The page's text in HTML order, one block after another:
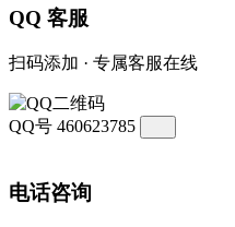
QQ 客服
扫码添加 · 专属客服在线
QQ号 460623785
电话咨询